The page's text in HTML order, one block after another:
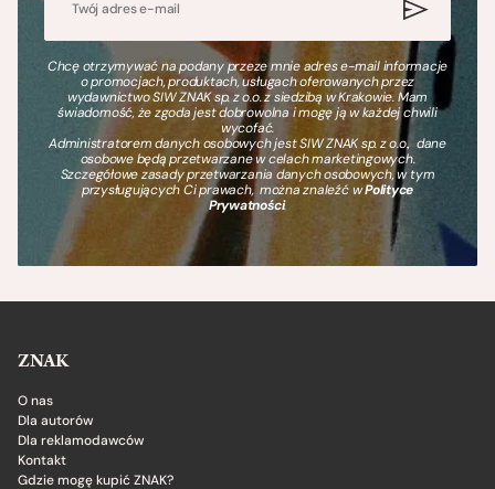
Chcę otrzymywać na podany przeze mnie adres e-mail informacje
o promocjach, produktach, usługach oferowanych przez
wydawnictwo SIW ZNAK sp. z o.o. z siedzibą w Krakowie. Mam
świadomość, że zgoda jest dobrowolna i mogę ją w każdej chwili
wycofać.
Administratorem danych osobowych jest SIW ZNAK sp. z o.o., dane
osobowe będą przetwarzane w celach marketingowych.
Szczegółowe zasady przetwarzania danych osobowych, w tym
przysługujących Ci prawach, można znaleźć wPolityce
Prywatności.
ZNAK
O nas
Dla autorów
Dla reklamodawców
Kontakt
Gdzie mogę kupić ZNAK?